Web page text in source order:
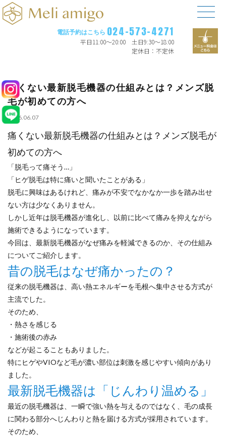
電話予約はこちら 024-573-4271
平日11:00〜20:00 土日9:30〜18:00
定休日：不定休
痛くない最新脱毛機器の仕組みとは？メンズ脱
毛が初めての方へ
2026.06.07
痛くない最新脱毛機器の仕組みとは？メンズ脱毛が
初めての方へ
「脱毛って痛そう…」
「ヒゲ脱毛は特に痛いと聞いたことがある」
脱毛に興味はあるけれど、痛みが不安でなかなか一歩を踏み出せ
ない方は少なくありません。
しかし近年は脱毛機器が進化し、以前に比べて痛みを抑えながら
施術できるようになっています。
今回は、最新脱毛機器がなぜ痛みを軽減できるのか、その仕組み
についてご紹介します。
昔の脱毛はなぜ痛かったの？
従来の脱毛機器は、高い熱エネルギーを毛根へ集中させる方式が
主流でした。
そのため、
・熱さを感じる
・施術後の赤み
などが起こることもありました。
特にヒゲやVIOなど毛が濃い部位は刺激を感じやすい傾向があり
ました。
最新脱毛機器は「じんわり温める」
最近の脱毛機器は、一瞬で強い熱を与えるのではなく、毛の成長
に関わる部分へじんわりと熱を届ける方式が採用されています。
そのため、